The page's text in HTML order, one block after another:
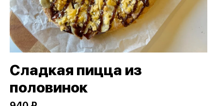
Сладкая пицца из
половинок